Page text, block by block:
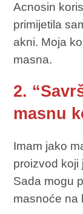
Acnosin
primijetila
akni. Moja
masna.
2.
masnu
Imam jako
proizvod koji
Sada mogu
masnoće na